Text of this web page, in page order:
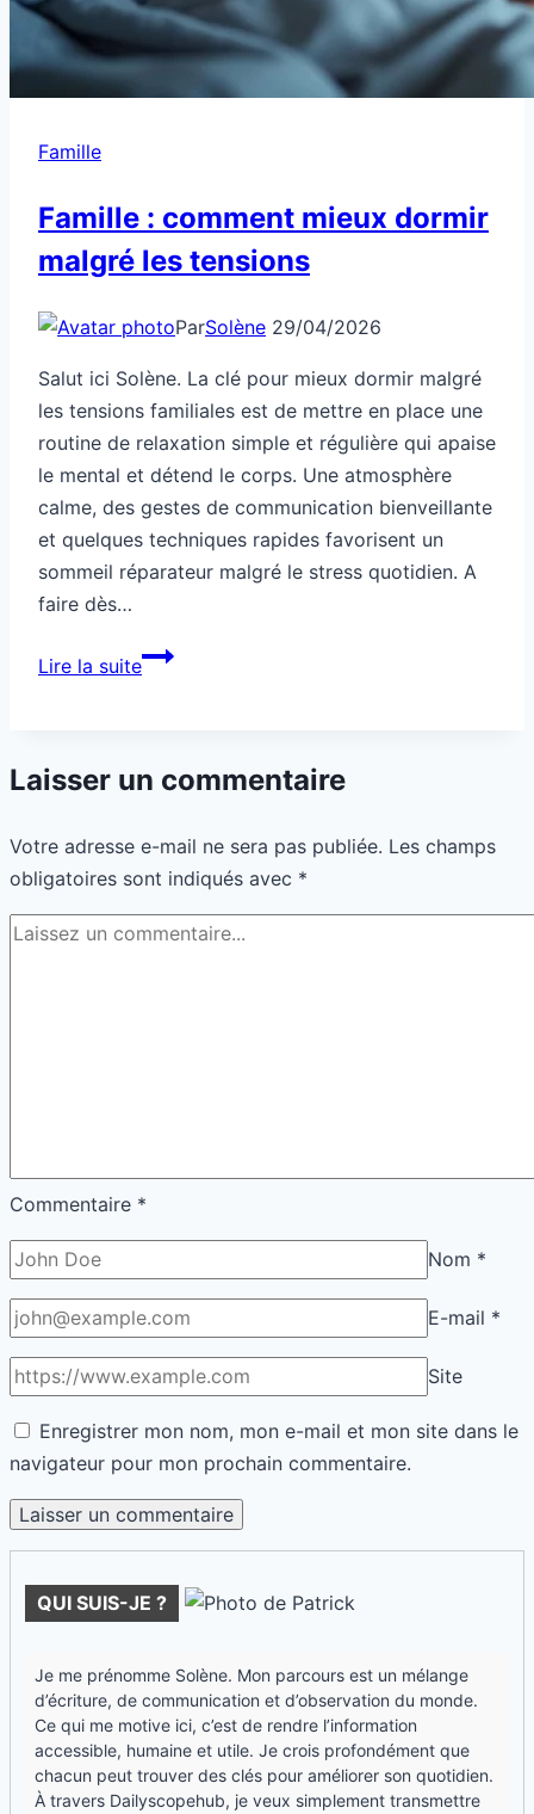
Famille
Famille : comment mieux dormir
malgré les tensions
ParSolène 29/04/2026
Salut ici Solène. La clé pour mieux dormir malgré
les tensions familiales est de mettre en place une
routine de relaxation simple et régulière qui apaise
le mental et détend le corps. Une atmosphère
calme, des gestes de communication bienveillante
et quelques techniques rapides favorisent un
sommeil réparateur malgré le stress quotidien. A
faire dès…
Lire la suiteFamille
dormir
les
tensions
Laisser un commentaire
Votre adresse e-mail ne sera pas publiée. Les champs
obligatoires sont indiqués avec *
Commentaire *
Nom *
E-mail *
Site
Enregistrer mon nom, mon e-mail et mon site dans le
navigateur pour mon prochain commentaire.
QUI SUIS-JE ?
Je me prénomme Solène. Mon parcours est un mélange
d’écriture, de communication et d’observation du monde.
Ce qui me motive ici, c’est de rendre l’information
accessible, humaine et utile. Je crois profondément que
chacun peut trouver des clés pour améliorer son quotidien.
À travers Dailyscopehub, je veux simplement transmettre